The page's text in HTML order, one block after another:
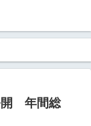
開 年間総